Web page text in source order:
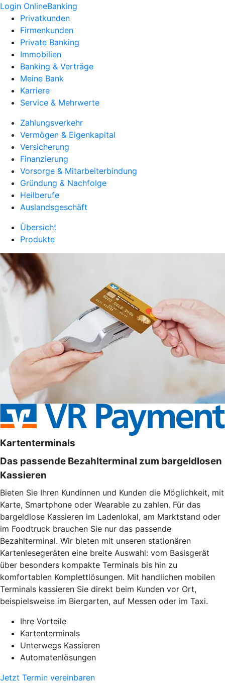
Login OnlineBanking
Privatkunden
Firmenkunden
Private Banking
Immobilien
Banking & Verträge
Meine Bank
Karriere
Service & Mehrwerte
Zahlungsverkehr
Vermögen & Eigenkapital
Versicherung
Finanzierung
Vorsorge & Mitarbeiterbindung
Gründung & Nachfolge
Heilberufe
Auslandsgeschäft
Übersicht
Produkte
Kartenterminals
Das passende Bezahlterminal zum bargeldlosen
Kassieren
Bieten Sie Ihren Kundinnen und Kunden die Möglichkeit, mit
Karte, Smartphone oder Wearable zu zahlen. Für das
bargeldlose Kassieren im Ladenlokal, am Marktstand oder
im Foodtruck brauchen Sie nur das passende
Bezahlterminal. Wir bieten mit unseren stationären
Kartenlesegeräten eine breite Auswahl: vom Basisgerät
über besonders kompakte Terminals bis hin zu
komfortablen Komplettlösungen. Mit handlichen mobilen
Terminals kassieren Sie direkt beim Kunden vor Ort,
beispielsweise im Biergarten, auf Messen oder im Taxi.
Ihre Vorteile
Kartenterminals
Unterwegs Kassieren
Automatenlösungen
Jetzt Termin vereinbaren